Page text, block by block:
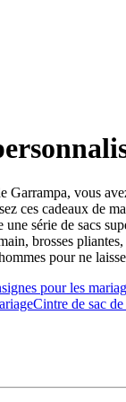
Garrampa, vous
ces cadeaux de
série de sacs
brosses
pour ne
pour les
Cintre de sac